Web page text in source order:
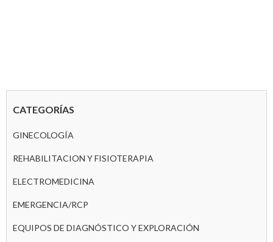
CATEGORÍAS
GINECOLOGÍA
REHABILITACION Y FISIOTERAPIA
ELECTROMEDICINA
EMERGENCIA/RCP
EQUIPOS DE DIAGNÓSTICO Y EXPLORACIÓN